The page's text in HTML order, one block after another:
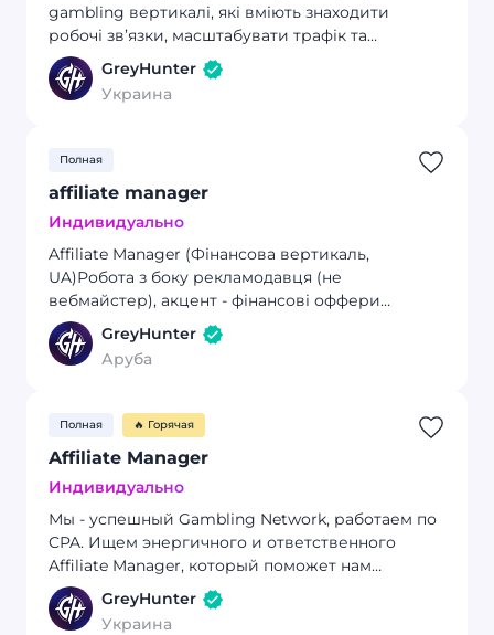
gambling вертикалі, які вміють знаходити
робочі зв’язки, масштабувати трафік та
працювати з великими
бюджетами.Ми працюємо з сильними прямими
партнерами та запускаємо новий напрямок
GreyHunter
Украина
Полная
affiliate manager
Индивидуально
Affiliate Manager (Фінансова вертикаль,
UA)Робота з боку рекламодавця (не
вебмайстер), акцент - фінансові оффери
(позики, кредитування, крипто-позики), ринок:
Іспанія/Україна.
GreyHunter
Аруба
Полная 🔥 Горячая
Affiliate Manager
Индивидуально
Мы - успешный Gambling Network, работаем по
CPA. Ищем энергичного и ответственного
Affiliate Manager, который поможет нам
укрепить текущие партнерские отношения и
создавать новые!
GreyHunter
Украина